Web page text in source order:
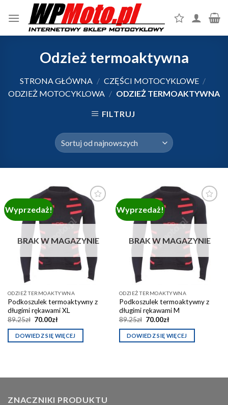
Odzież termoaktywna
STRONA GŁÓWNA / CZĘŚCI MOTOCYKLOWE /
ODZIEŻ MOTOCYKLOWA / ODZIEŻ TERMOAKTYWNA
FILTRUJ
Wyprzedaż!
schowka
BRAK W MAGAZYNIE
ODZIEŻ TERMOAKTYWNA
Podkoszulek termoaktywny z
długimi rękawami XL
89.25zł Pierwotna
wynosiła:
89.25zł.
70.00złAktualna
wynosi:
70.00zł.
DOWIEDZ SIĘ WIĘCEJ
Wyprzedaż!
schowka
BRAK W MAGAZYNIE
ODZIEŻ TERMOAKTYWNA
Podkoszulek termoaktywny z
długimi rękawami M
89.25zł Pierwotna
wynosiła:
89.25zł.
70.00złAktualna
wynosi:
70.00zł.
DOWIEDZ SIĘ WIĘCEJ
ZNACZNIKI PRODUKTU